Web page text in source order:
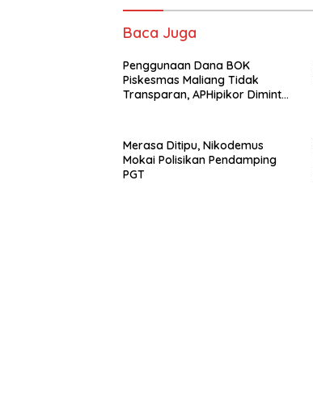
Baca Juga
Penggunaan Dana BOK
Piskesmas Maliang Tidak
Transparan, APHipikor Diminta
Merasa Ditipu, Nikodemus
Mokai Polisikan Pendamping
PGT